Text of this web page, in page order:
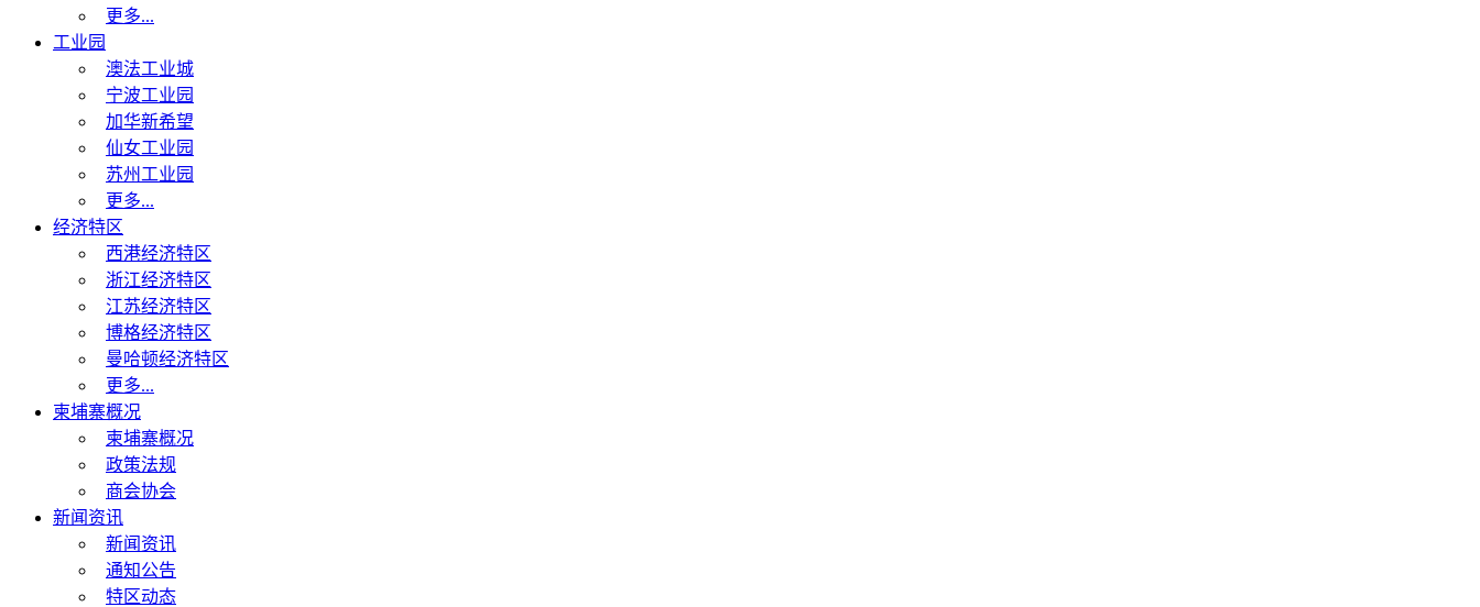
更多...
工业园
澳法工业城
宁波工业园
加华新希望
仙女工业园
苏州工业园
更多...
经济特区
西港经济特区
浙江经济特区
江苏经济特区
博格经济特区
曼哈顿经济特区
更多...
柬埔寨概况
柬埔寨概况
政策法规
商会协会
新闻资讯
新闻资讯
通知公告
特区动态